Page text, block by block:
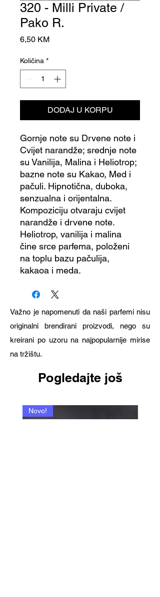
320 - Milli Private /
Pako R.
6,50 KMCijena
Količina *
DODAJ U KORPU
Gornje note su Drvene note i
Cvijet narandže; srednje note
su Vanilija, Malina i Heliotrop;
bazne note su Kakao, Med i
pačuli. Hipnotična, duboka,
senzualna i orijentalna.
Kompoziciju otvaraju cvijet
narandže i drvene note.
Heliotrop, vanilija i malina
čine srce parfema, položeni
na toplu bazu pačulija,
kakaoa i meda.
Važno je napomenuti da naši parfemi nisu
originalni brendirani proizvodi, nego su
kreirani po uzoru na najpopularnije mirise
na tržištu.
Pogledajte još
Novo!